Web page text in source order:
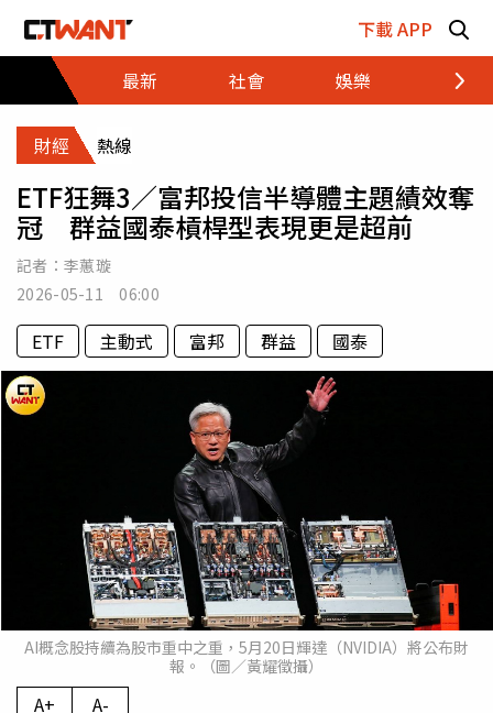
下載 APP
最新
社會 娛樂 財經
財經 熱線
ETF狂舞3／富邦投信半導體主題績效奪
冠 群益國泰槓桿型表現更是超前
記者： 李蕙璇
2026-05-11 06:00
ETF 主動式 富邦 群益 國泰
AI概念股持續為股市重中之重，5月20日輝達（NVIDIA）將公布財
報。（圖／黃耀徵攝）
A+ A-